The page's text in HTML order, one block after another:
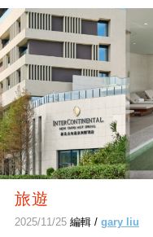
旅遊
2025/11/25編輯 / gary liu